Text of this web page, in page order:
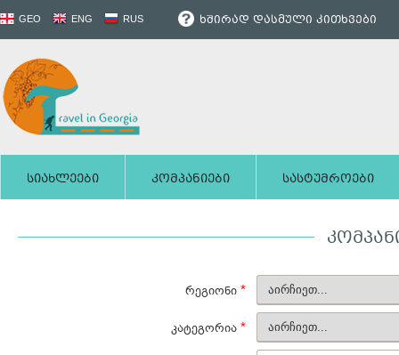
GEO ENG RUS ხშირად დასმული კითხვები
სიახლეები კომპანიები სასტუმროები
რეგიონი *
კატეგორია *